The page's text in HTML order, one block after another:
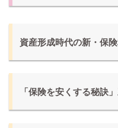
資産形成時代の新・保
「保険を安くする秘訣